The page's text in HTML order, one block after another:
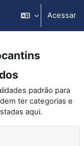
Acessar
padrão para
ter categorias e
aqui.